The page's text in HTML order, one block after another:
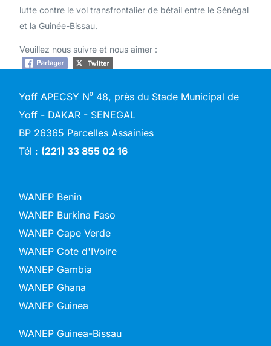
lutte contre le vol transfrontalier de bétail entre le Sénégal
et la Guinée-Bissau.
Veuillez nous suivre et nous aimer :
Yoff APECSY N⁰ 48, près du Stade Municipal de
Yoff - DAKAR - SENEGAL
BP 26365 Parcelles Assainies
Tél : (221) 33 855 02 16
WANEP Benin
WANEP Burkina Faso
WANEP Cape Verde
WANEP Cote d'IVoire
WANEP Gambia
WANEP Ghana
WANEP Guinea
WANEP Guinea-Bissau
PUBLICATIONS